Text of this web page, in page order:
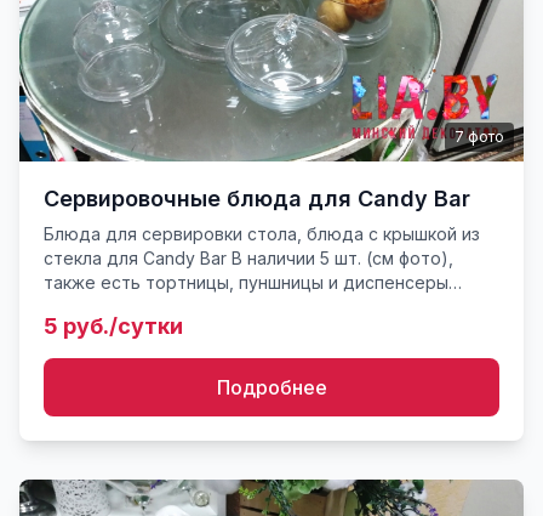
7фото
Сервировочные блюда для Candy Bar
Блюда для сервировки стола, блюда с крышкой из
стекла для Candy Bar В наличии 5 шт. (см фото),
также есть тортницы, пуншницы и диспенсеры
консультанта....
5 руб./сутки
Подробнее